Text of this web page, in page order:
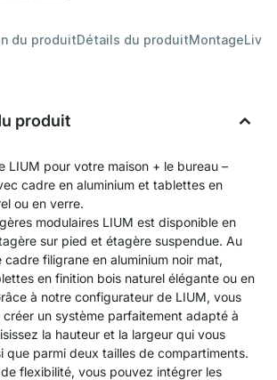
du produitDétails du produitMontage
produit
LIUM pour votre maison + le bureau –
cadre en aluminium et tablettes en
ou en verre.
modulaires LIUM est disponible en
sur pied et étagère suspendue. Au
filigrane en aluminium noir mat,
en finition bois naturel élégante ou en
à notre configurateur de LIUM, vous
un système parfaitement adapté à
la hauteur et la largeur qui vous
que parmi deux tailles de compartiments.
flexibilité, vous pouvez intégrer les